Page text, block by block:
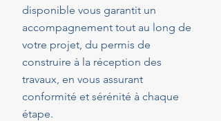
disponible vous garantit un
accompagnement tout au long de
votre projet, du permis de
construire à la réception des
travaux, en vous assurant
conformité et sérénité à chaque
étape.